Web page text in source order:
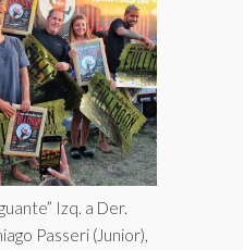
Izq. a Der.
Passeri (Junior),